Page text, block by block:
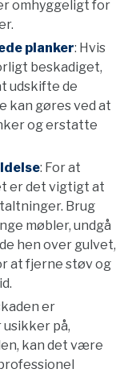
omhyggeligt for
planker: Hvis
beskadiget,
udskifte de
kan gøres ved at
og erstatte
: For at
er det vigtigt at
Brug
møbler, undgå
hen over gulvet,
at fjerne støv og
er
på,
kan det være